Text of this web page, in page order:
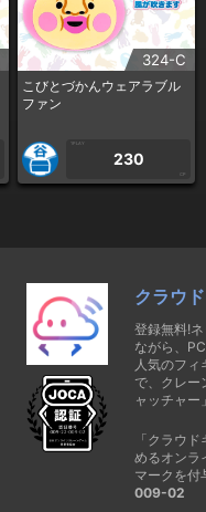
324-C
こびとづかんウェアラブル
ファン
1PLAY
230
CP
クラウ
登録無料!
ながら、
人気のフ
で、クレー
ャッチャー」
「クラウ
めるオンラ
マークを付
009-02